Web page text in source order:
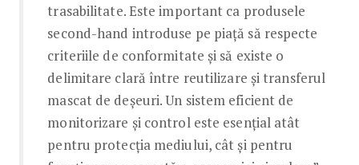
trasabilitate. Este important ca produsele
second-hand introduse pe piață să respecte
criteriile de conformitate și să existe o
delimitare clară între reutilizare și transferul
mascat de deșeuri. Un sistem eficient de
monitorizare și control este esențial atât
pentru protecția mediului, cât și pentru